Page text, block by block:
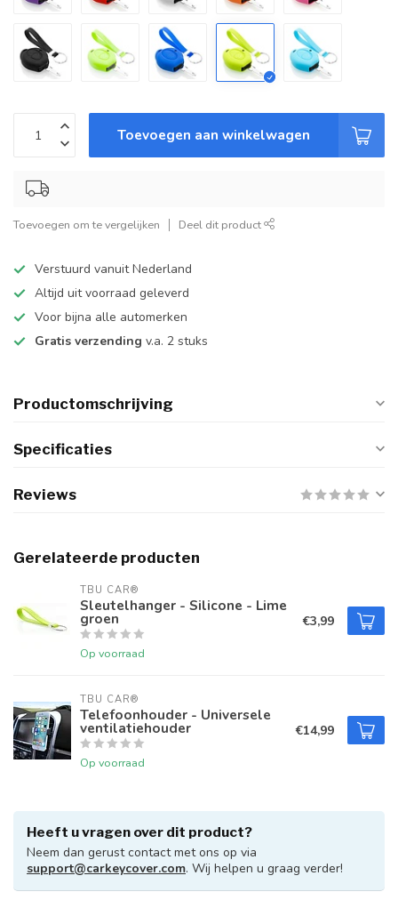
Toevoegen aan winkelwagen
Toevoegen om te vergelijken Deel dit product
Verstuurd vanuit Nederland
Altijd uit voorraad geleverd
Voor bijna alle automerken
Gratis verzending v.a. 2 stuks
Productomschrijving
Specificaties
Reviews
Gerelateerde producten
TBU CAR®
Sleutelhanger - Silicone - Lime
groen
Op voorraad
€3,99
TBU CAR®
Telefoonhouder - Universele
ventilatiehouder
Op voorraad
€14,99
Heeft u vragen over dit product?
Neem dan gerust contact met ons op via
support@carkeycover.com. Wij helpen u graag verder!